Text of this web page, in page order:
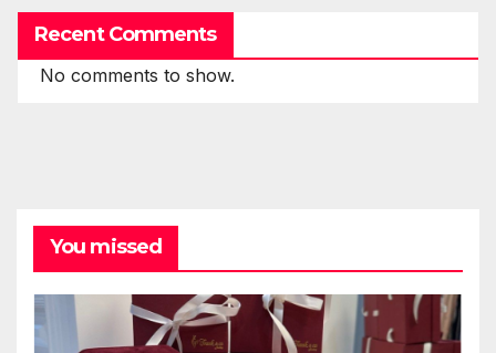
Recent Comments
No comments to show.
You missed